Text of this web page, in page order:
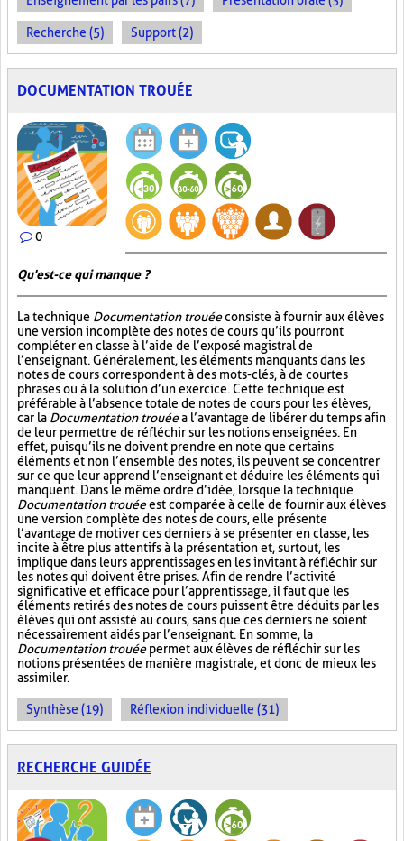
Recherche (5) Support (2)
DOCUMENTATION TROUÉE
0
Qu'est-ce qui manque ?
La technique Documentation trouéeconsiste à fournir aux élèves
une version incomplète des notes de cours qu’ils pourront
compléter en classe à l’aide de l’exposé magistral de
l’enseignant. Généralement, les éléments manquants dans les
notes de cours correspondent à des mots-clés, à de courtes
phrases ou à la solution d’un exercice. Cette technique est
préférable à l’absence totale de notes de cours pour les élèves,
car la Documentation trouéea l’avantage de libérer du temps afin
de leur permettre de réfléchir sur les notions enseignées. En
effet, puisqu’ils ne doivent prendre en note que certains
éléments et non l’ensemble des notes, ils peuvent se concentrer
sur ce que leur apprend l’enseignant et déduire les éléments qui
manquent. Dans le même ordre d’idée, lorsque la technique
Documentation trouéeest comparée à celle de fournir aux élèves
une version complète des notes de cours, elle présente
l’avantage de motiver ces derniers à se présenter en classe, les
incite à être plus attentifs à la présentation et, surtout, les
implique dans leurs apprentissages en les invitant à réfléchir sur
les notes qui doivent être prises. Afin de rendre l’activité
significative et efficace pour l’apprentissage, il faut que les
éléments retirés des notes de cours puissent être déduits par les
élèves qui ont assisté au cours, sans que ces derniers ne soient
nécessairement aidés par l’enseignant. En somme, la
Documentation trouéepermet aux élèves de réfléchir sur les
notions présentées de manière magistrale, et donc de mieux les
assimiler.
Synthèse (19) Réflexion individuelle (31)
RECHERCHE GUIDÉE